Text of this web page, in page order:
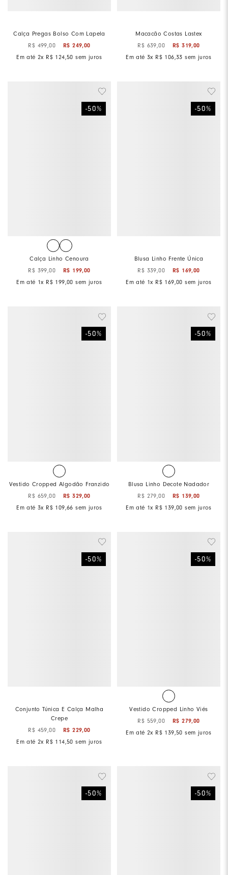
Calça Pregas Bolso Com Lapela
R$ 499 ,00 R$ 249,00
Em até 2x R$ 124 ,50 sem juros
Macacão Costas Lastex
R$ 639 ,00 R$ 319,00
Em até 3x R$ 106 ,33 sem juros
-50%
Calça Linho Cenoura
R$ 399,00 R$ 199,00
Em até 1x R$ 199,00 sem juros
-50%
Blusa Linho Frente Única
R$ 339,00 R$ 169,00
Em até 1x R$ 169,00 sem juros
-50%
Vestido Cropped Algodão Franzido
R$ 659 ,00 R$ 329,00
Em até 3x R$ 109 ,66 sem juros
-50%
Blusa Linho Decote Nadador
R$ 279 ,00 R$ 139,00
Em até 1x R$ 139 ,00 sem juros
-50%
Conjunto Túnica E Calça Malha
Crepe
R$ 459,00 R$ 229,00
Em até 2x R$ 114,50 sem juros
-50%
Vestido Cropped Linho Viés
R$ 559,00 R$ 279,00
Em até 2x R$ 139,50 sem juros
-50% -50%